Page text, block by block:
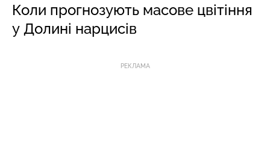
Коли прогнозують масове цвітіння
у Долині нарцисів
РЕКЛАМА